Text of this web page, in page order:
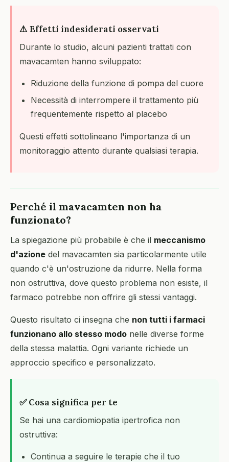
⚠️ Effetti indesiderati osservati
Durante lo studio, alcuni pazienti trattati con
mavacamten hanno sviluppato:
Riduzione della funzione di pompa del cuore
Necessità di interrompere il trattamento più
frequentemente rispetto al placebo
Questi effetti sottolineano l'importanza di un
monitoraggio attento durante qualsiasi terapia.
Perché il mavacamten non ha
funzionato?
La spiegazione più probabile è che il meccanismo
d'azione del mavacamten sia particolarmente utile
quando c'è un'ostruzione da ridurre. Nella forma
non ostruttiva, dove questo problema non esiste, il
farmaco potrebbe non offrire gli stessi vantaggi.
Questo risultato ci insegna che non tutti i farmaci
funzionano allo stesso modo nelle diverse forme
della stessa malattia. Ogni variante richiede un
approccio specifico e personalizzato.
✅ Cosa significa per te
Se hai una cardiomiopatia ipertrofica non
ostruttiva:
Continua a seguire le terapie che il tuo